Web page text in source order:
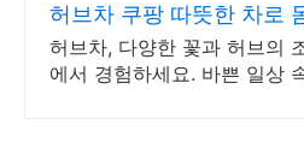
허브차 쿠팡 따뜻한 차로
허브차, 다양한 꽃과 허브의
에서 경험하세요. 바쁜 일상